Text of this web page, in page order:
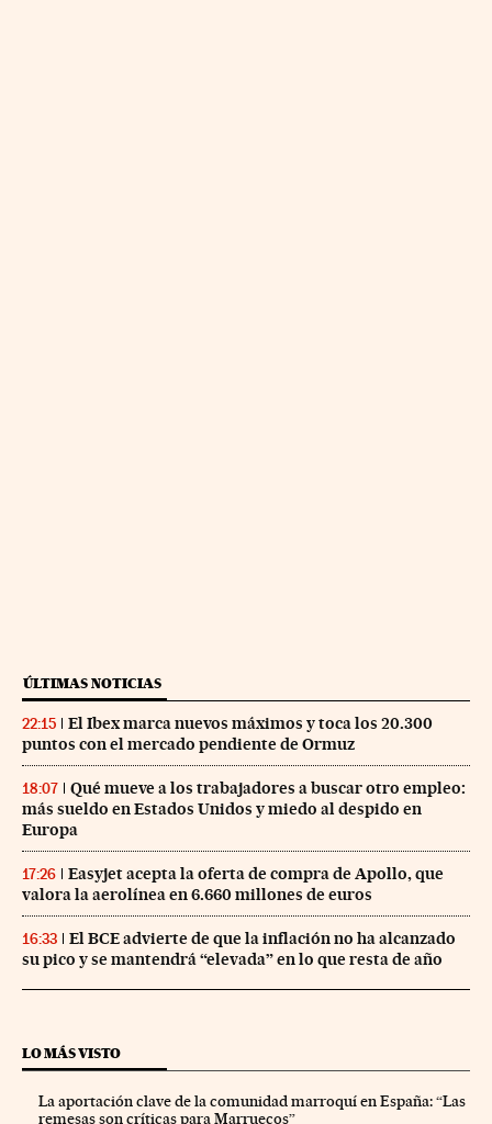
ÚLTIMAS NOTICIAS
22:15
El Ibex marca nuevos máximos y toca los 20.300
puntos con el mercado pendiente de Ormuz
18:07
Qué mueve a los trabajadores a buscar otro empleo:
más sueldo en Estados Unidos y miedo al despido en
Europa
17:26
Easyjet acepta la oferta de compra de Apollo, que
valora la aerolínea en 6.660 millones de euros
16:33
El BCE advierte de que la inflación no ha alcanzado
su pico y se mantendrá “elevada” en lo que resta de año
LO MÁS VISTO
La aportación clave de la comunidad marroquí en España: “Las
remesas son críticas para Marruecos”